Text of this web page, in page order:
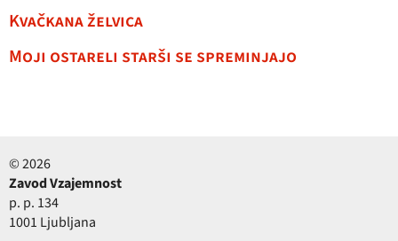
Kvačkana želvica
Moji ostareli starši se spreminjajo
© 2026
Zavod Vzajemnost
p. p. 134
1001 Ljubljana